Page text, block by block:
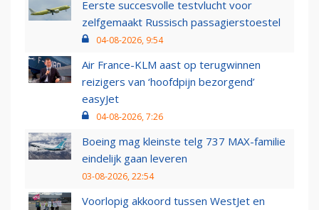
Eerste succesvolle testvlucht voor
zelfgemaakt Russisch passagierstoestel
04-08-2026, 9:54
Air France-KLM aast op terugwinnen
reizigers van ‘hoofdpijn bezorgend’
easyJet
04-08-2026, 7:26
Boeing mag kleinste telg 737 MAX-familie
eindelijk gaan leveren
03-08-2026, 22:54
Voorlopig akkoord tussen WestJet en